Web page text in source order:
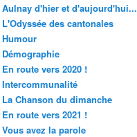
Aulnay d'hier et d'aujourd'hui...
L'Odyssée des cantonales
Humour
Démographie
En route vers 2020 !
Intercommunalité
La Chanson du dimanche
En route vers 2021 !
Vous avez la parole